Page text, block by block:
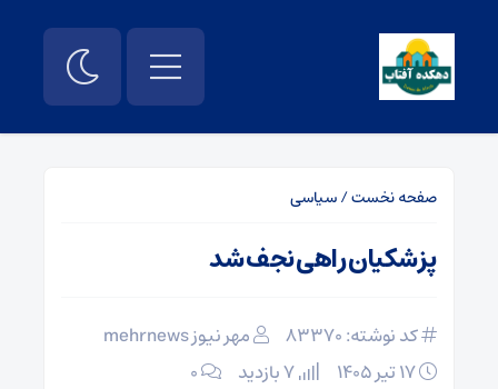
صفحه نخست/سیاسی
پزشکیان راهی نجف شد
کد نوشته: 83370
مهر نیوز mehrnews
۰